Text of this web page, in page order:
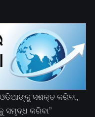
ସଶକ୍ତ କରିବା,
ସମୃଦ୍ଧ କରିବା”